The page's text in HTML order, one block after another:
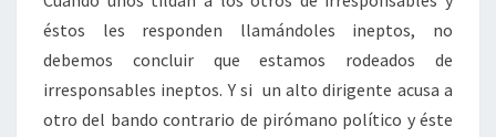
éstos les responden llamándoles ineptos, no
debemos concluir que estamos rodeados de
irresponsables ineptos. Y si un alto dirigente acusa a
otro del bando contrario de pirómano político y éste